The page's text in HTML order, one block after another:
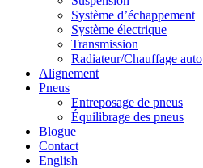
Système d’échappement
Système électrique
Transmission
Radiateur/Chauffage auto
Alignement
Pneus
Entreposage de pneus
Équilibrage des pneus
Blogue
Contact
English